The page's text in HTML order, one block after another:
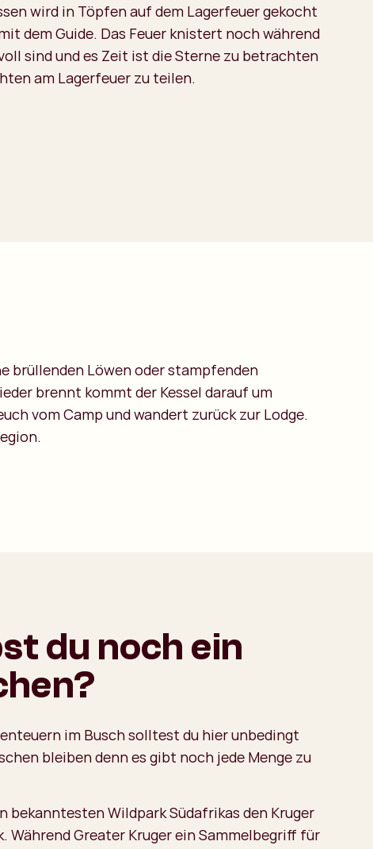
wird in Töpfen auf dem Lagerfeuer gekocht
dem Guide. Das Feuer knistert noch während
sind und es Zeit ist die Sterne zu betrachten
am Lagerfeuer zu teilen.
brüllenden Löwen oder stampfenden
brennt kommt der Kessel darauf um
vom Camp und wandert zurück zur Lodge.
du noch ein
im Busch solltest du hier unbedingt
bleiben denn es gibt noch jede Menge zu
bekanntesten Wildpark Südafrikas den Kruger
Während Greater Kruger ein Sammelbegriff für